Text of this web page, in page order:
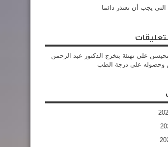
التي يجب أن تعتذر دائما
على تهنئة بتخرج الدكتور عبد الرحمن
وحصوله على درجة الطب